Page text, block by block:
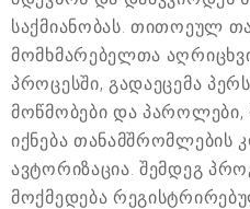
საქმიანობას. თითოეულ
მომხმარებელთა
პროცესში, გადაეცემა
მოწმობები და
იქნება თანამშრომლების
ავტორიზაცია. შემდეგ
მოქმედება